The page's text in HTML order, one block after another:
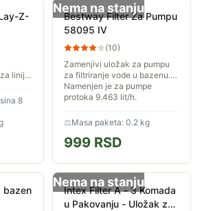
Z-
liniju
Bali,
8
Nema na stanju
Bestway Filter Za Pumpu
58095 IV
(10)
Zamenjivi uložak za pumpu
za filtriranje vode u bazenu.
Namenjen je za pumpe
protoka 9.463 lit/h.
⚖Masa paketa: 0.2 kg
999 RSD
bazen
Nema na stanju
Intex Filter A - 3 Komada
u Pakovanju - Uložak za